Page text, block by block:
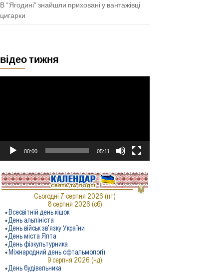
В “Ягодині” знайшли приховані у вантажівці
цигарки
відео тижня
00:00 05:11